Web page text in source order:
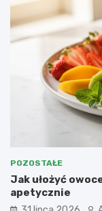
POZOSTAŁE
Jak ułożyć
apetycznie